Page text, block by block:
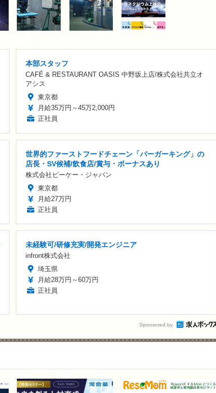
本部スタッフ
CAFÉ & RESTAURANT OASIS 中野坂上店/株式会社共立オ
アシス
東京都
月給35万円～45万2,000円
正社員
世界的ファーストフードチェーン「バーガーキング」の
店長・SV候補/飲食店/賞与・ボーナスあり
株式会社ビーケー・ジャパン
東京都
月給27万円
正社員
未経験可/研修充実/開発エンジニア
infront株式会社
埼玉県
月給28万円～60万円
正社員
Sponsored by